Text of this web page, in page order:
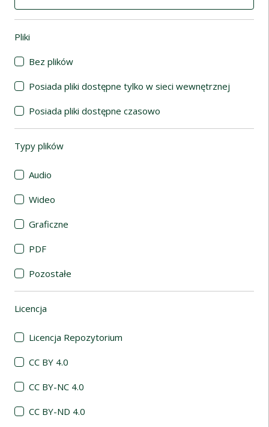
Pliki
Bez plików
Posiada pliki dostępne tylko w sieci wewnętrznej
Posiada pliki dostępne czasowo
Typy plików
Audio
Wideo
Graficzne
PDF
Pozostałe
Licencja
Licencja Repozytorium
CC BY 4.0
CC BY-NC 4.0
CC BY-ND 4.0